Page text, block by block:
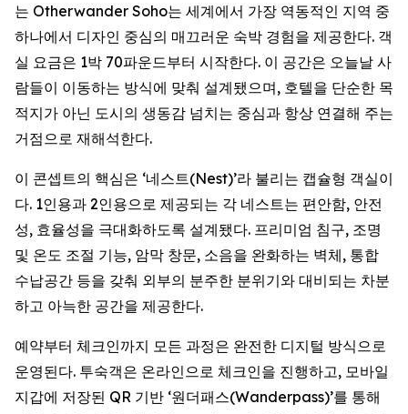
는 Otherwander Soho는 세계에서 가장 역동적인 지역 중
하나에서 디자인 중심의 매끄러운 숙박 경험을 제공한다. 객
실 요금은 1박 70파운드부터 시작한다. 이 공간은 오늘날 사
람들이 이동하는 방식에 맞춰 설계됐으며, 호텔을 단순한 목
적지가 아닌 도시의 생동감 넘치는 중심과 항상 연결해 주는
거점으로 재해석한다.
이 콘셉트의 핵심은 ‘네스트(Nest)’라 불리는 캡슐형 객실이
다. 1인용과 2인용으로 제공되는 각 네스트는 편안함, 안전
성, 효율성을 극대화하도록 설계됐다. 프리미엄 침구, 조명
및 온도 조절 기능, 암막 창문, 소음을 완화하는 벽체, 통합
수납공간 등을 갖춰 외부의 분주한 분위기와 대비되는 차분
하고 아늑한 공간을 제공한다.
예약부터 체크인까지 모든 과정은 완전한 디지털 방식으로
운영된다. 투숙객은 온라인으로 체크인을 진행하고, 모바일
지갑에 저장된 QR 기반 ‘원더패스(Wanderpass)’를 통해